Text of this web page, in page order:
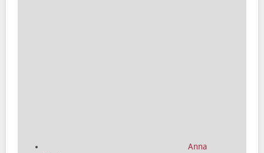
Anna